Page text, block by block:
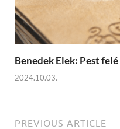
Benedek Elek: Pest felé
2024.10.03.
PREVIOUS ARTICLE